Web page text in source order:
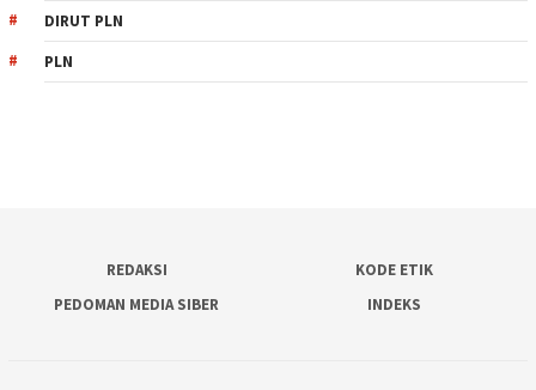
DIRUT PLN
PLN
REDAKSI
KODE ETIK
PEDOMAN MEDIA SIBER
INDEKS